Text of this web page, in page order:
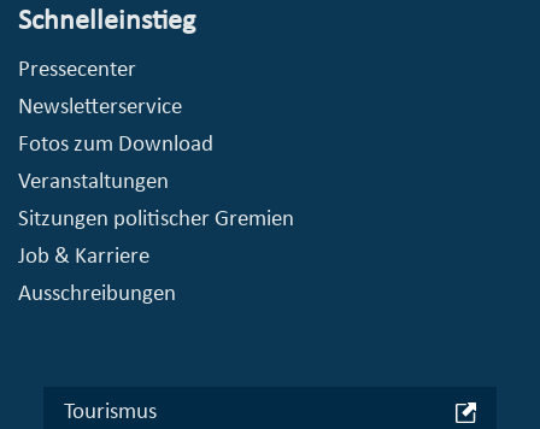
Schnelleinstieg
Pressecenter
Newsletterservice
Fotos zum Download
Veranstaltungen
Sitzungen politischer Gremien
Job & Karriere
Ausschreibungen
Tourismus